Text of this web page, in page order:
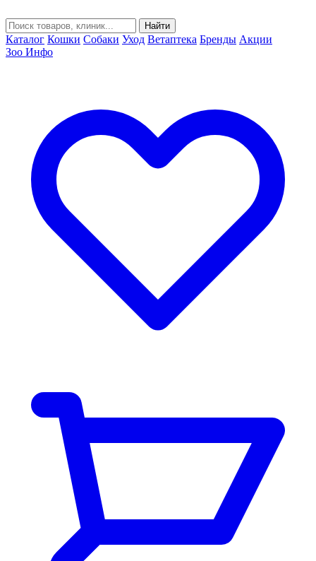
Найти
Каталог Кошки Собаки Уход Ветаптека Бренды Акции
Зоо Инфо